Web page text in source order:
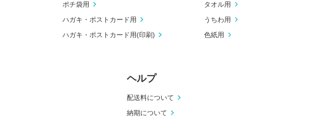
ポチ袋用
ハガキ・ポストカード用
ハガキ・ポストカード用(印刷)
タオル用
うちわ用
色紙用
ヘルプ
配送料について
納期について